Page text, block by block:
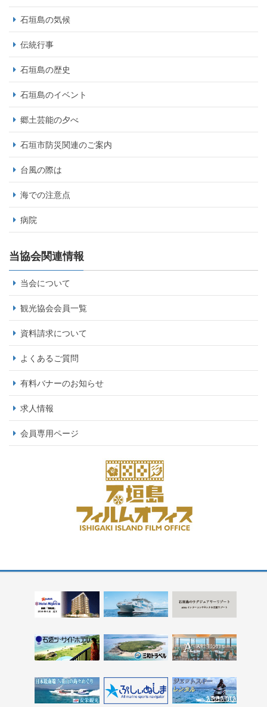
石垣島の気候
伝統行事
石垣島の歴史
石垣島のイベント
郷土芸能の夕べ
石垣市防災関連のご案内
台風の際は
海での注意点
病院
当協会関連情報
当会について
観光協会会員一覧
資料請求について
よくあるご質問
有料バナーのお知らせ
求人情報
会員専用ページ